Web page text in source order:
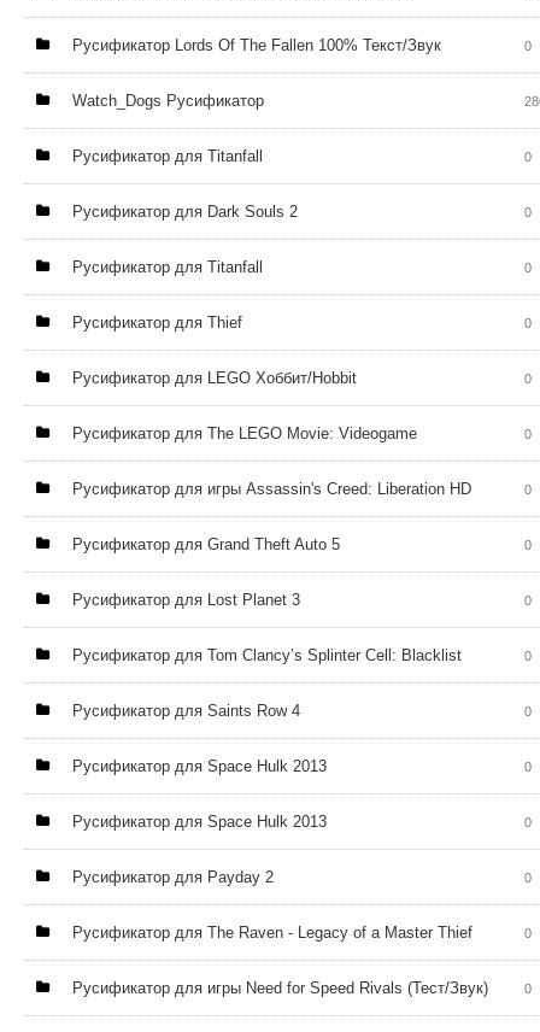
Русификатор Lords Of The Fallen 100% Текст/Звук 0
Watch_Dogs Русификатор
Русификатор для Titanfall 0
Русификатор для Dark Souls 2 0
Русификатор для Titanfall 0
Русификатор для Thief 0
Русификатор для LEGO Хоббит/Hobbit 0
Русификатор для The LEGO Movie: Videogame 0
Русификатор для игры Assassin's Creed: Liberation HD 0
Русификатор для Grand Theft Auto 5 0
Русификатор для Lost Planet 3 0
Русификатор для Tom Clancy’s Splinter Cell: Blacklist 0
Русификатор для Saints Row 4 0
Русификатор для Space Hulk 2013 0
Русификатор для Space Hulk 2013 0
Русификатор для Payday 2 0
Русификатор для The Raven - Legacy of a Master Thief 0
Русификатор для игры Need for Speed Rivals (Тест/Звук) 0